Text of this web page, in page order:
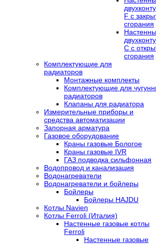
F с
сгорания
C с
сгорания
Комплектующие для
радиаторов
Монтажные комплекты
Комплектующие для
радиаторов
Клапаны для радиатора
Измерительные приборы и
средства автоматизации
Запорная арматура
Газовое оборудование
Краны газовые Бологое
Краны газовые IVR
ГАЗ подводка сильфонная
Водопровод и канализация
Водонагреватели
Водонагреватели и бойлеры
Бойлеры
Бойлеры HAJDU
Котлы Navien
Котлы Ferroli (Италия)
Настенные газовые котлы
Ferroli
Настенные газовые